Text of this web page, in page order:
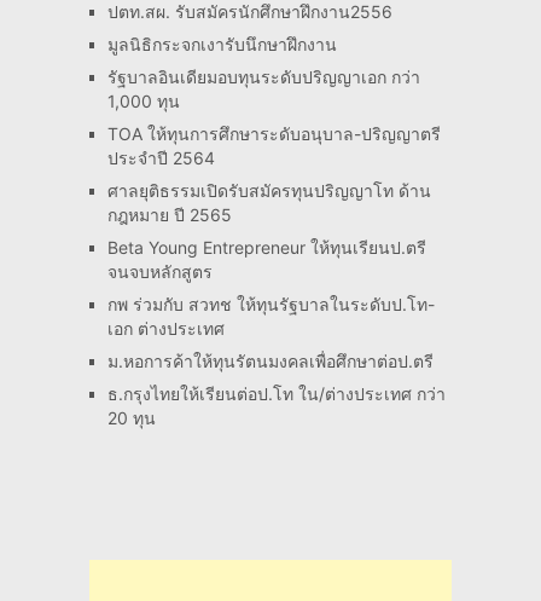
ปตท.สผ. รับสมัครนักศึกษาฝึกงาน2556
มูลนิธิกระจกเงารับนึกษาฝึกงาน
รัฐบาลอินเดียมอบทุนระดับปริญญาเอก กว่า
1,000 ทุน
TOA ให้ทุนการศึกษาระดับอนุบาล-ปริญญาตรี
ประจำปี 2564
ศาลยุติธรรมเปิดรับสมัครทุนปริญญาโท ด้าน
กฎหมาย ปี 2565
Beta Young Entrepreneur ให้ทุนเรียนป.ตรี
จนจบหลักสูตร
กพ ร่วมกับ สวทช ให้ทุนรัฐบาลในระดับป.โท-
เอก ต่างประเทศ
ม.หอการค้าให้ทุนรัตนมงคลเพื่อศึกษาต่อป.ตรี
ธ.กรุงไทยให้เรียนต่อป.โท ใน/ต่างประเทศ กว่า
20 ทุน